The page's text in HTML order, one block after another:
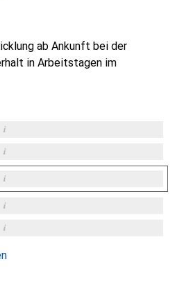
ab Ankunft bei der
in Arbeitstagen im
i
i
i
i
i